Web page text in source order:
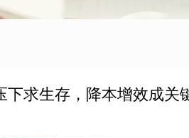
求生存，降本增效成关